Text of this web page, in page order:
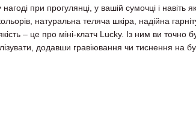
при прогулянці, у вашій сумочці і навіть
натуральна теляча шкіра, надійна
– це про міні-клатч Lucky. Із ним ви точно
додавши гравіювання чи тиснення на